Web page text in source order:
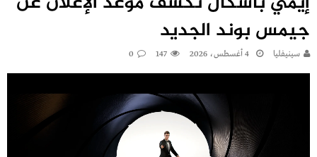
جيمس بوند الجديد
سينيفليا 4 أغسطس، 2026 147
0